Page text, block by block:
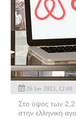
26 Ιαν 2023, 12:00
Στο ύψος των 2,2
στην ελληνική